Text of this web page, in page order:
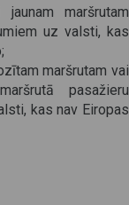
maršrutam
uz valsti, kas
maršrutam vai
pasažieru
kas nav Eiropas